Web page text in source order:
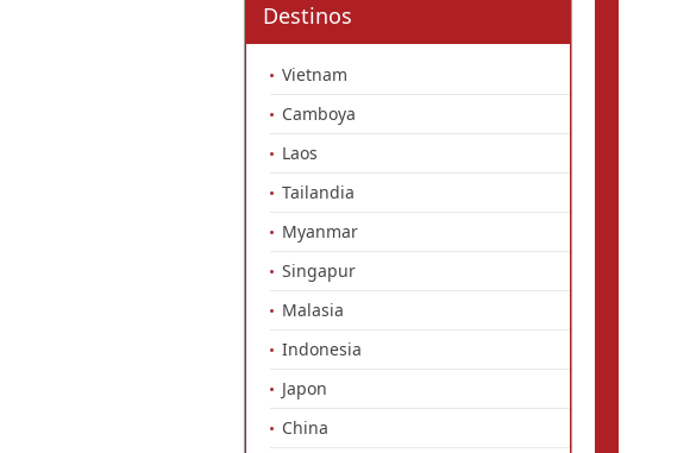
Destinos
Vietnam
Camboya
Laos
Tailandia
Myanmar
Singapur
Malasia
Indonesia
Japon
China